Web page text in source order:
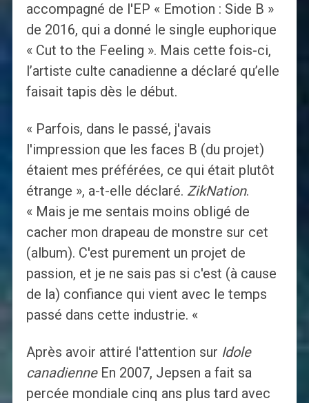
accompagné de l'EP « Emotion : Side B »
de 2016, qui a donné le single euphorique
« Cut to the Feeling ». Mais cette fois-ci,
l’artiste culte canadienne a déclaré qu’elle
faisait tapis dès le début.
« Parfois, dans le passé, j'avais
l'impression que les faces B (du projet)
étaient mes préférées, ce qui était plutôt
étrange », a-t-elle déclaré. ZikNation.
« Mais je me sentais moins obligé de
cacher mon drapeau de monstre sur cet
(album). C'est purement un projet de
passion, et je ne sais pas si c'est (à cause
de la) confiance qui vient avec le temps
passé dans cette industrie. «
Après avoir attiré l'attention sur Idole
canadienneEn 2007, Jepsen a fait sa
percée mondiale cinq ans plus tard avec